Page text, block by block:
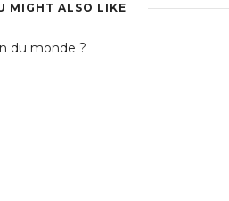
MIGHT ALSO LIKE
du monde ?